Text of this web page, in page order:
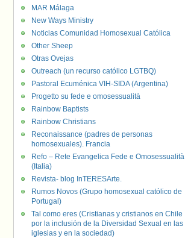
MAR Málaga
New Ways Ministry
Noticias Comunidad Homosexual Católica
Other Sheep
Otras Ovejas
Outreach (un recurso católico LGTBQ)
Pastoral Ecuménica VIH-SIDA (Argentina)
Progetto su fede e omosessualità
Rainbow Baptists
Rainbow Christians
Reconaissance (padres de personas
homosexuales). Francia
Refo – Rete Evangelica Fede e Omosessualità
(Italia)
Revista- blog InTERESArte.
Rumos Novos (Grupo homosexual católico de
Portugal)
Tal como eres (Cristianas y cristianos en Chile
por la inclusión de la Diversidad Sexual en las
iglesias y en la sociedad)